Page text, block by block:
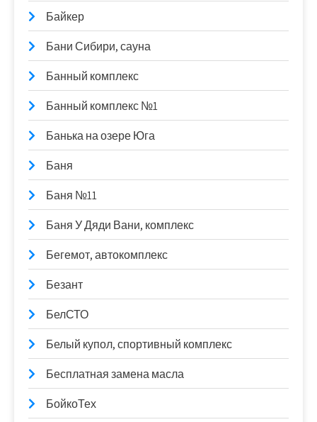
Байкер
Бани Сибири, сауна
Банный комплекс
Банный комплекс №1
Банька на озере Юга
Баня
Баня №11
Баня У Дяди Вани, комплекс
Бегемот, автокомплекс
Безант
БелСТО
Белый купол, спортивный комплекс
Бесплатная замена масла
БойкоТех